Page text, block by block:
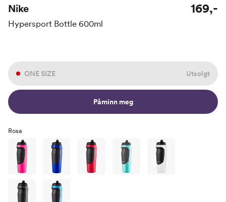
Nike
Hypersport Bottle 600ml
169,-
ONE SIZE Utsolgt
Påminn meg
Rosa